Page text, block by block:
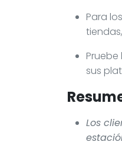
Para
sus
Los